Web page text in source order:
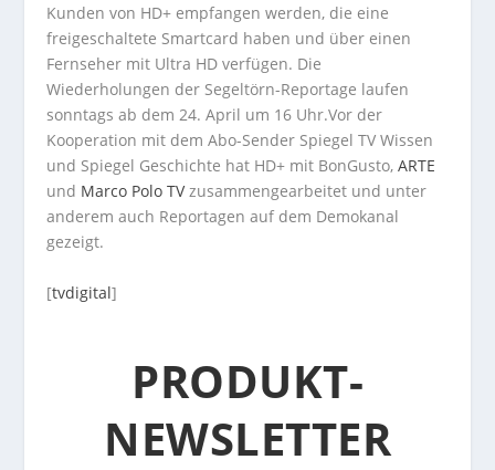
Kunden von HD+ empfangen werden, die eine
freigeschaltete Smartcard haben und über einen
Fernseher mit Ultra HD verfügen. Die
Wiederholungen der Segeltörn-Reportage laufen
sonntags ab dem 24. April um 16 Uhr.Vor der
Kooperation mit dem Abo-Sender Spiegel TV Wissen
und Spiegel Geschichte hat HD+ mit BonGusto,ARTE
und Marco Polo TVzusammengearbeitet und unter
anderem auch Reportagen auf dem Demokanal
gezeigt.
[tvdigital]
PRODUKT-
NEWSLETTER